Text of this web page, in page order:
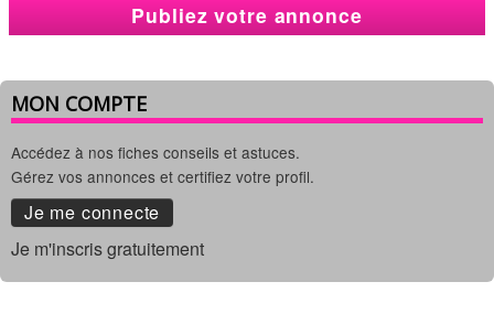
Publiez votre annonce
MON COMPTE
Accédez à nos fiches conseils et astuces.
Gérez vos annonces et certifiez votre profil.
Je me connecte
Je m'inscris gratuitement